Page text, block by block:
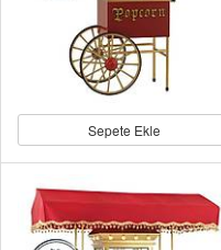
Sepete Ekle